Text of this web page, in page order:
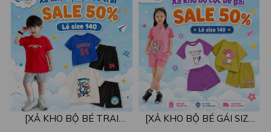
[XẢ KHO BỘ BÉ TRAI
[XẢ KHO BỘ BÉ GÁI SIZE